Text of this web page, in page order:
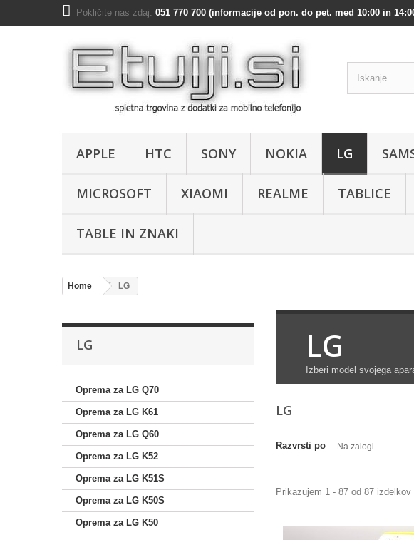
Pokličite nas zdaj: 051 770 700 (informacije od pon. do pet. med 10:00 in
APPLE HTC SONY NOKIA LG
MICROSOFT XIAOMI REALME TABLICE
TABLE IN ZNAKI
Home LG
LG
Oprema za LG Q70
Oprema za LG K61
Oprema za LG Q60
Oprema za LG K52
Oprema za LG K51S
Oprema za LG K50S
Oprema za LG K50
LG
Izberi model svojega
LG
Razvrsti po Na zalogi
Prikazujem 1 - 87 od 87 izdelkov